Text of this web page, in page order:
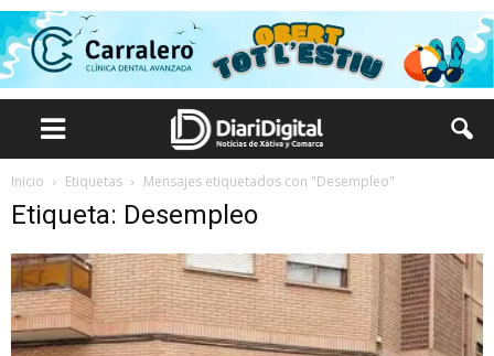
Inicio Etiquetas Mensajes etiquetados con "Desempleo"
Etiqueta: Desempleo